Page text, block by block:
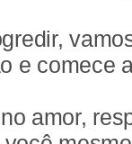
e comece
amor,